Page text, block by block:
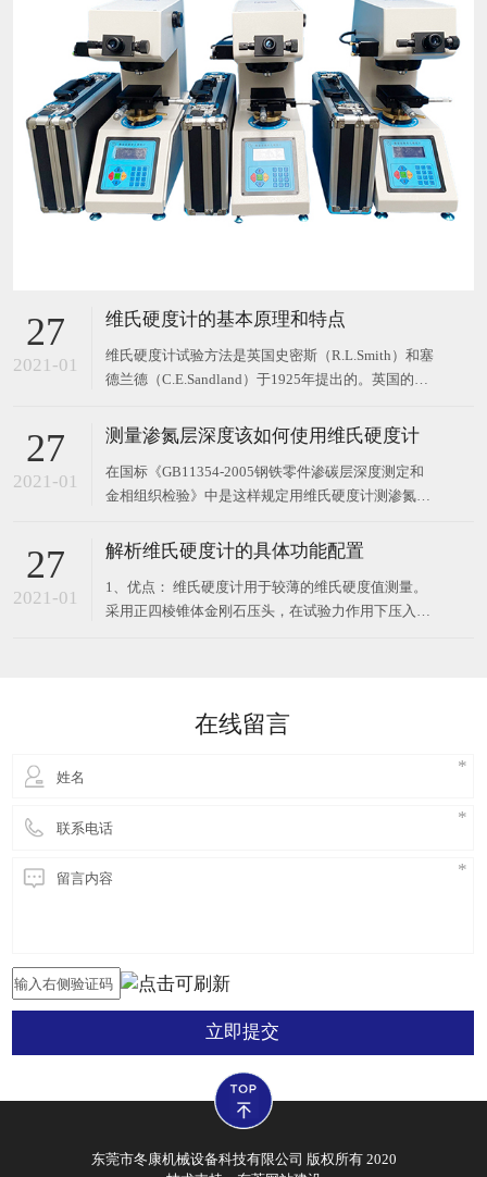
27
2021-01
维氏硬度计的基本原理和特点
维氏硬度计试验方法是英国史密斯（R.L.Smith）和塞
德兰德（C.E.Sandland）于1925年提出的。英国的维
第一台以此方法进行试验的硬度计。因此该试验方法
试验的硬度计被称
27
2021-01
测量渗氮层深度该如何使用维氏硬度计
在国标《GB11354-2005钢铁零件渗碳层深度测定和
金相组织检验》中是这样规定用维氏硬度计测渗氮层
取，也可用与零件的材料、处理条件、加工精度相
检测部位应有代表性，试样应垂直于渗氮层表面切
取，在磨
27
2021-01
解析维氏硬度计的具体功能配置
1、优点： 维氏硬度计用于较薄的维氏硬度值测量。
采用正四棱锥体金刚石压头，在试验力作用下压入试
也很好，这一点比布氏硬
在线留言
立即提交
东莞市冬康机械设备科技有限公司 版权所有 2020